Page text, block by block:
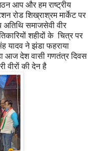
आप और हम राष्ट्रीय
रोड शिख्राश्रम मार्केट पर
अतिथि समाजसेवी वीर
शहीदों के चित्र पर
यादव ने झंडा फहराया
आज देश वासी गणतंत्र दिवस
वीरों की देन है